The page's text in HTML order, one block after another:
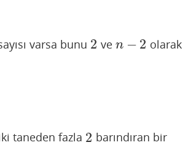
varsa bunu 2
2 ve n − 2
n−2
olarak
taneden fazla 2
2 barındıran bir